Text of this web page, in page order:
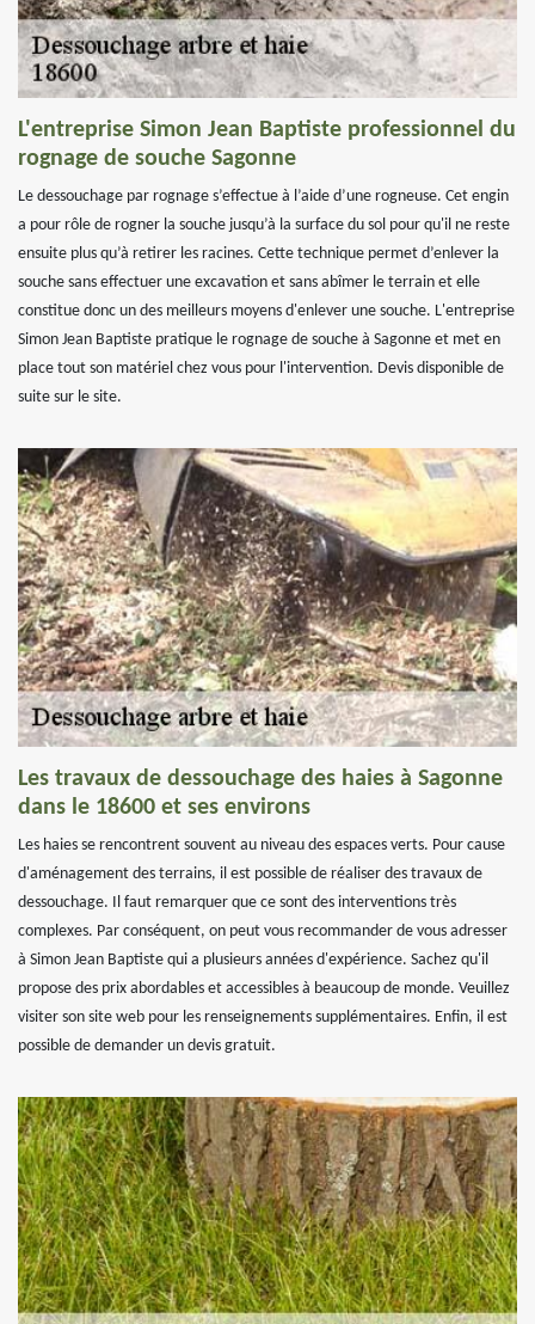
L'entreprise Simon Jean Baptiste professionnel du
rognage de souche Sagonne
Le dessouchage par rognage s’effectue à l’aide d’une rogneuse. Cet engin
a pour rôle de rogner la souche jusqu’à la surface du sol pour qu'il ne reste
ensuite plus qu’à retirer les racines. Cette technique permet d’enlever la
souche sans effectuer une excavation et sans abîmer le terrain et elle
constitue donc un des meilleurs moyens d'enlever une souche. L'entreprise
Simon Jean Baptiste pratique le rognage de souche à Sagonne et met en
place tout son matériel chez vous pour l'intervention. Devis disponible de
suite sur le site.
Les travaux de dessouchage des haies à Sagonne
dans le 18600 et ses environs
Les haies se rencontrent souvent au niveau des espaces verts. Pour cause
d'aménagement des terrains, il est possible de réaliser des travaux de
dessouchage. Il faut remarquer que ce sont des interventions très
complexes. Par conséquent, on peut vous recommander de vous adresser
à Simon Jean Baptiste qui a plusieurs années d'expérience. Sachez qu'il
propose des prix abordables et accessibles à beaucoup de monde. Veuillez
visiter son site web pour les renseignements supplémentaires. Enfin, il est
possible de demander un devis gratuit.